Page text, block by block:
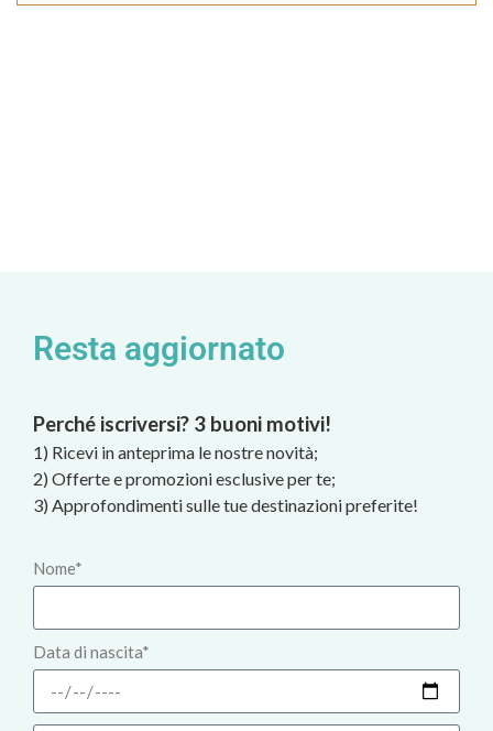
Resta aggiornato
Perché iscriversi? 3 buoni motivi!
1) Ricevi in anteprima le nostre novità;
2) Offerte e promozioni esclusive per te;
3) Approfondimenti sulle tue destinazioni preferite!
Nome*
Data di nascita*